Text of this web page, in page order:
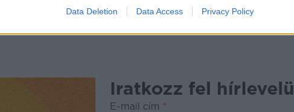
Data Deletion Data Access Privacy Policy
Iratkozz fel
E-mail cím *